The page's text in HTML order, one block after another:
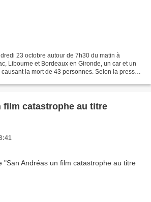
23 octobre autour de 7h30 du matin à
Libourne et Bordeaux en Gironde, un car et un
la mort de 43 personnes. Selon la presse
film catastrophe au titre